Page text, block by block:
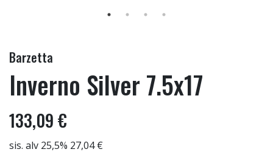
Barzetta
Inverno Silver 7.5x17
133,09 €
sis. alv 25,5% 27,04 €